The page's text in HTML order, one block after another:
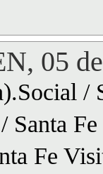
05
/
Santa
Fe